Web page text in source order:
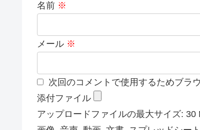
名前 ※
メール ※
次回のコメントで使用するためブラ
添付ファイル
アップロードファイルの最大サイズ: 30